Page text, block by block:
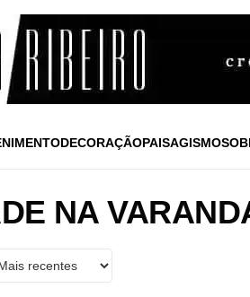
DECORAÇÃOPAISAGISMO
NA